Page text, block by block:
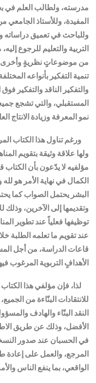
مدرسته، ولطالب العلم في
المفيدة، وللأستاذ الجامعي
وللباحث في تعميق
التربية والتعليم للرجوع
من موضوعاتٍ نظريةٍ وأخرى
تنمية التفكير بأنواعه
والتفكير الناقد والتفكير
المستقبلي، والتي تشجع
نمو المعرفة وزيادة الانتاج
ورغم تناول هذا الكتاب
ولها علاقة وثيقة بتقويم
مؤلفيه لا يدّعون بأن
الكمال في نهاية الأمر هو
البشر يحتمل الصواب كما
وتقديمها إلى الآخرين، وذلك
توظيفها فعلياً عند تطوير
عند تقويم ما تعلمه الطلبة
قاعات الدراسة، من أجل
الأهدافٍ التربوية المرغوب
لذا، فإن مؤلفي هذا
للانتقادات البنّاءة من
النقد البنّاء والهادف
الأفضل، وذلك عن طريق
في الحسبان عند صدور
المرجع، والعمل على إعادة
الواقعي، بما ينفع الناس